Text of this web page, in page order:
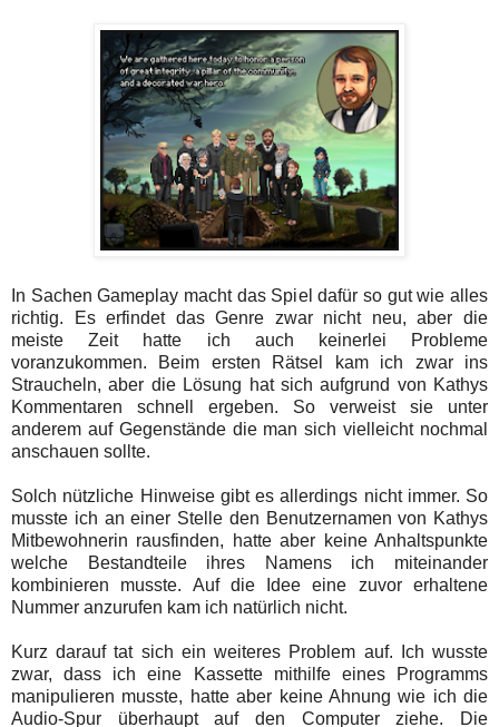
In Sachen Gameplay macht das Spiel dafür so gut wie alles
richtig. Es erfindet das Genre zwar nicht neu, aber die
meiste Zeit hatte ich auch keinerlei Probleme
voranzukommen. Beim ersten Rätsel kam ich zwar ins
Straucheln, aber die Lösung hat sich aufgrund von Kathys
Kommentaren schnell ergeben. So verweist sie unter
anderem auf Gegenstände die man sich vielleicht nochmal
anschauen sollte.
Solch nützliche Hinweise gibt es allerdings nicht immer. So
musste ich an einer Stelle den Benutzernamen von Kathys
Mitbewohnerin rausfinden, hatte aber keine Anhaltspunkte
welche Bestandteile ihres Namens ich miteinander
kombinieren musste. Auf die Idee eine zuvor erhaltene
Nummer anzurufen kam ich natürlich nicht.
Kurz darauf tat sich ein weiteres Problem auf. Ich wusste
zwar, dass ich eine Kassette mithilfe eines Programms
manipulieren musste, hatte aber keine Ahnung wie ich die
Audio-Spur überhaupt auf den Computer ziehe. Die